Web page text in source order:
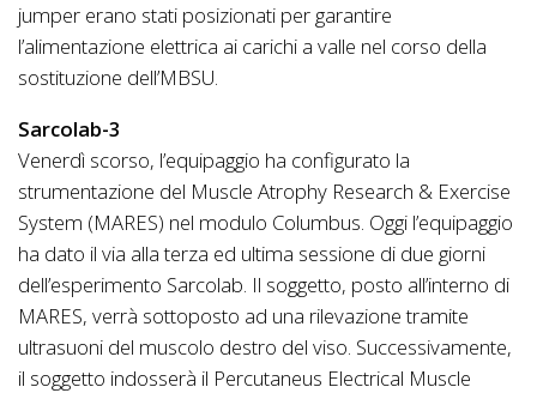
jumper erano stati posizionati per garantire
l’alimentazione elettrica ai carichi a valle nel corso della
sostituzione dell’MBSU.
Sarcolab-3
Venerdì scorso, l’equipaggio ha configurato la
strumentazione del Muscle Atrophy Research & Exercise
System (MARES) nel modulo Columbus. Oggi l’equipaggio
ha dato il via alla terza ed ultima sessione di due giorni
dell’esperimento Sarcolab. Il soggetto, posto all’interno di
MARES, verrà sottoposto ad una rilevazione tramite
ultrasuoni del muscolo destro del viso. Successivamente,
il soggetto indosserà il Percutaneus Electrical Muscle